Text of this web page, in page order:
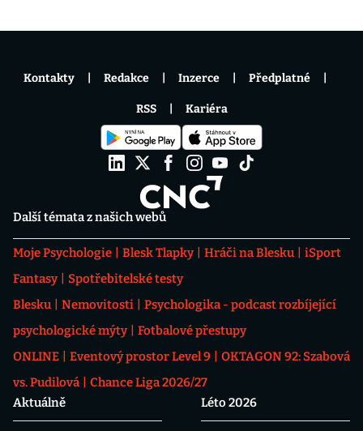
Další témata z našich webů
Moje Psychologie Blesk Tlapky Hráči na Blesku
iSport
Fantasy
Spotřebitelské testy
Blesku
Nemovitosti
Psychologika - podcast rozbíjející
psychologické mýty
Fotbalové přestupy
ONLINE
Eventový prostor Level 9
OKTAGON 92: Szabová
vs. Pudilová
Chance Liga 2026/27
Aktuálně
Léto 2026
Kontakty Redakce Inzerce Předplatné
RSS Kariéra